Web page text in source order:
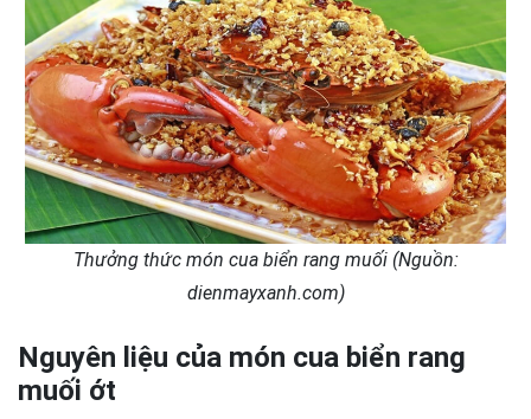
Thưởng thức món cua biển rang muối (Nguồn:
dienmayxanh.com)
Nguyên liệu của món cua biển rang
muối ớt